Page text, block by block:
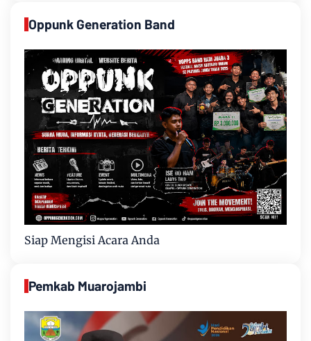
Oppunk Generation Band
Siap Mengisi Acara Anda
Pemkab Muarojambi